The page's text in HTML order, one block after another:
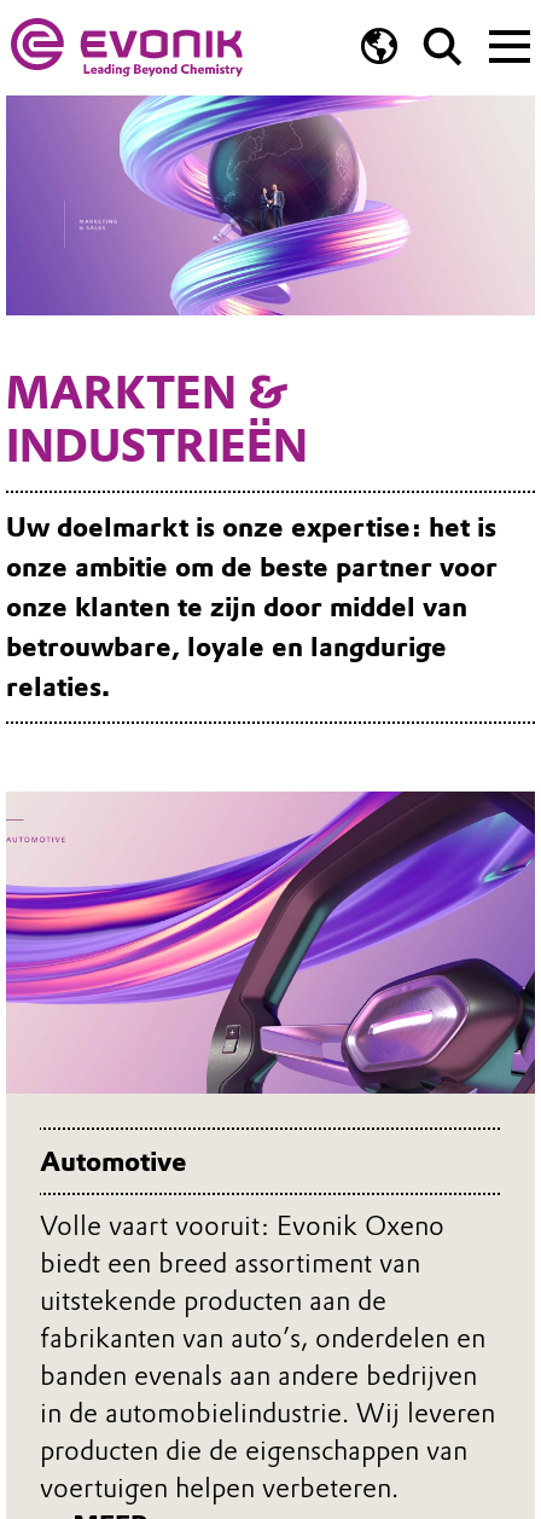
MARKTEN &
INDUSTRIEËN
Uw doelmarkt is onze expertise: het is
onze ambitie om de beste partner voor
onze klanten te zijn door middel van
betrouwbare, loyale en langdurige
relaties.
Automotive
Volle vaart vooruit: Evonik Oxeno
biedt een breed assortiment van
uitstekende producten aan de
fabrikanten van auto’s, onderdelen en
banden evenals aan andere bedrijven
in de automobielindustrie. Wij leveren
producten die de eigenschappen van
voertuigen helpen verbeteren.